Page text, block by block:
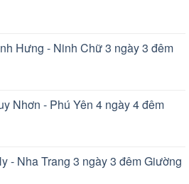
Hưng - Ninh Chữ 3 ngày 3 đêm
Nhơn - Phú Yên 4 ngày 4 đêm
- Nha Trang 3 ngày 3 đêm Giường